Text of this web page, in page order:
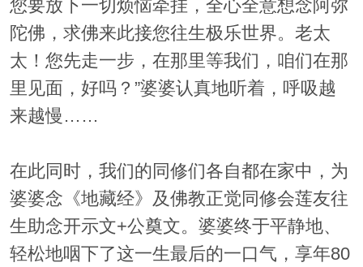
您要放下一切烦恼牵挂，全心全意想念阿弥
陀佛，求佛来此接您往生极乐世界。老太
太！您先走一步，在那里等我们，咱们在那
里见面，好吗？”婆婆认真地听着，呼吸越
来越慢……
在此同时，我们的同修们各自都在家中，为
婆婆念《地藏经》及佛教正觉同修会莲友往
生助念开示文+公奠文。婆婆终于平静地、
轻松地咽下了这一生最后的一口气，享年80